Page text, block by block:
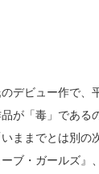
デビュー作で、
が「毒」であ
ままでとは別の
ブ・ガールズ